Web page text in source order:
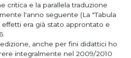
critica e la parallela traduzione
l'anno seguente (La "Tabula
effetti era già stato approntato e
anche per fini didattici ho
integralmente nel 2009/2010